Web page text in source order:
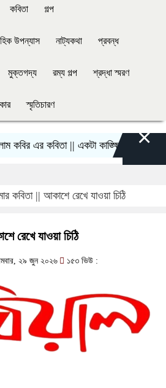
কবিতা গল্প
উপন্যাস নাট্যকথা প্রবন্ধ
মুক্তগদ্য রম্য গল্প শ্রদ্ধা স্মরণ
স্মৃতিচারণ
এর কবিতা || একটা কাঙ্ক্ষিত স্বপ্নের গল্প
×
কবিতা || আকাশে রেখে যাওয়া চিঠি
রেখে যাওয়া চিঠি
২৯ জুন ২০২৬ ১৫৩ ভিউ :